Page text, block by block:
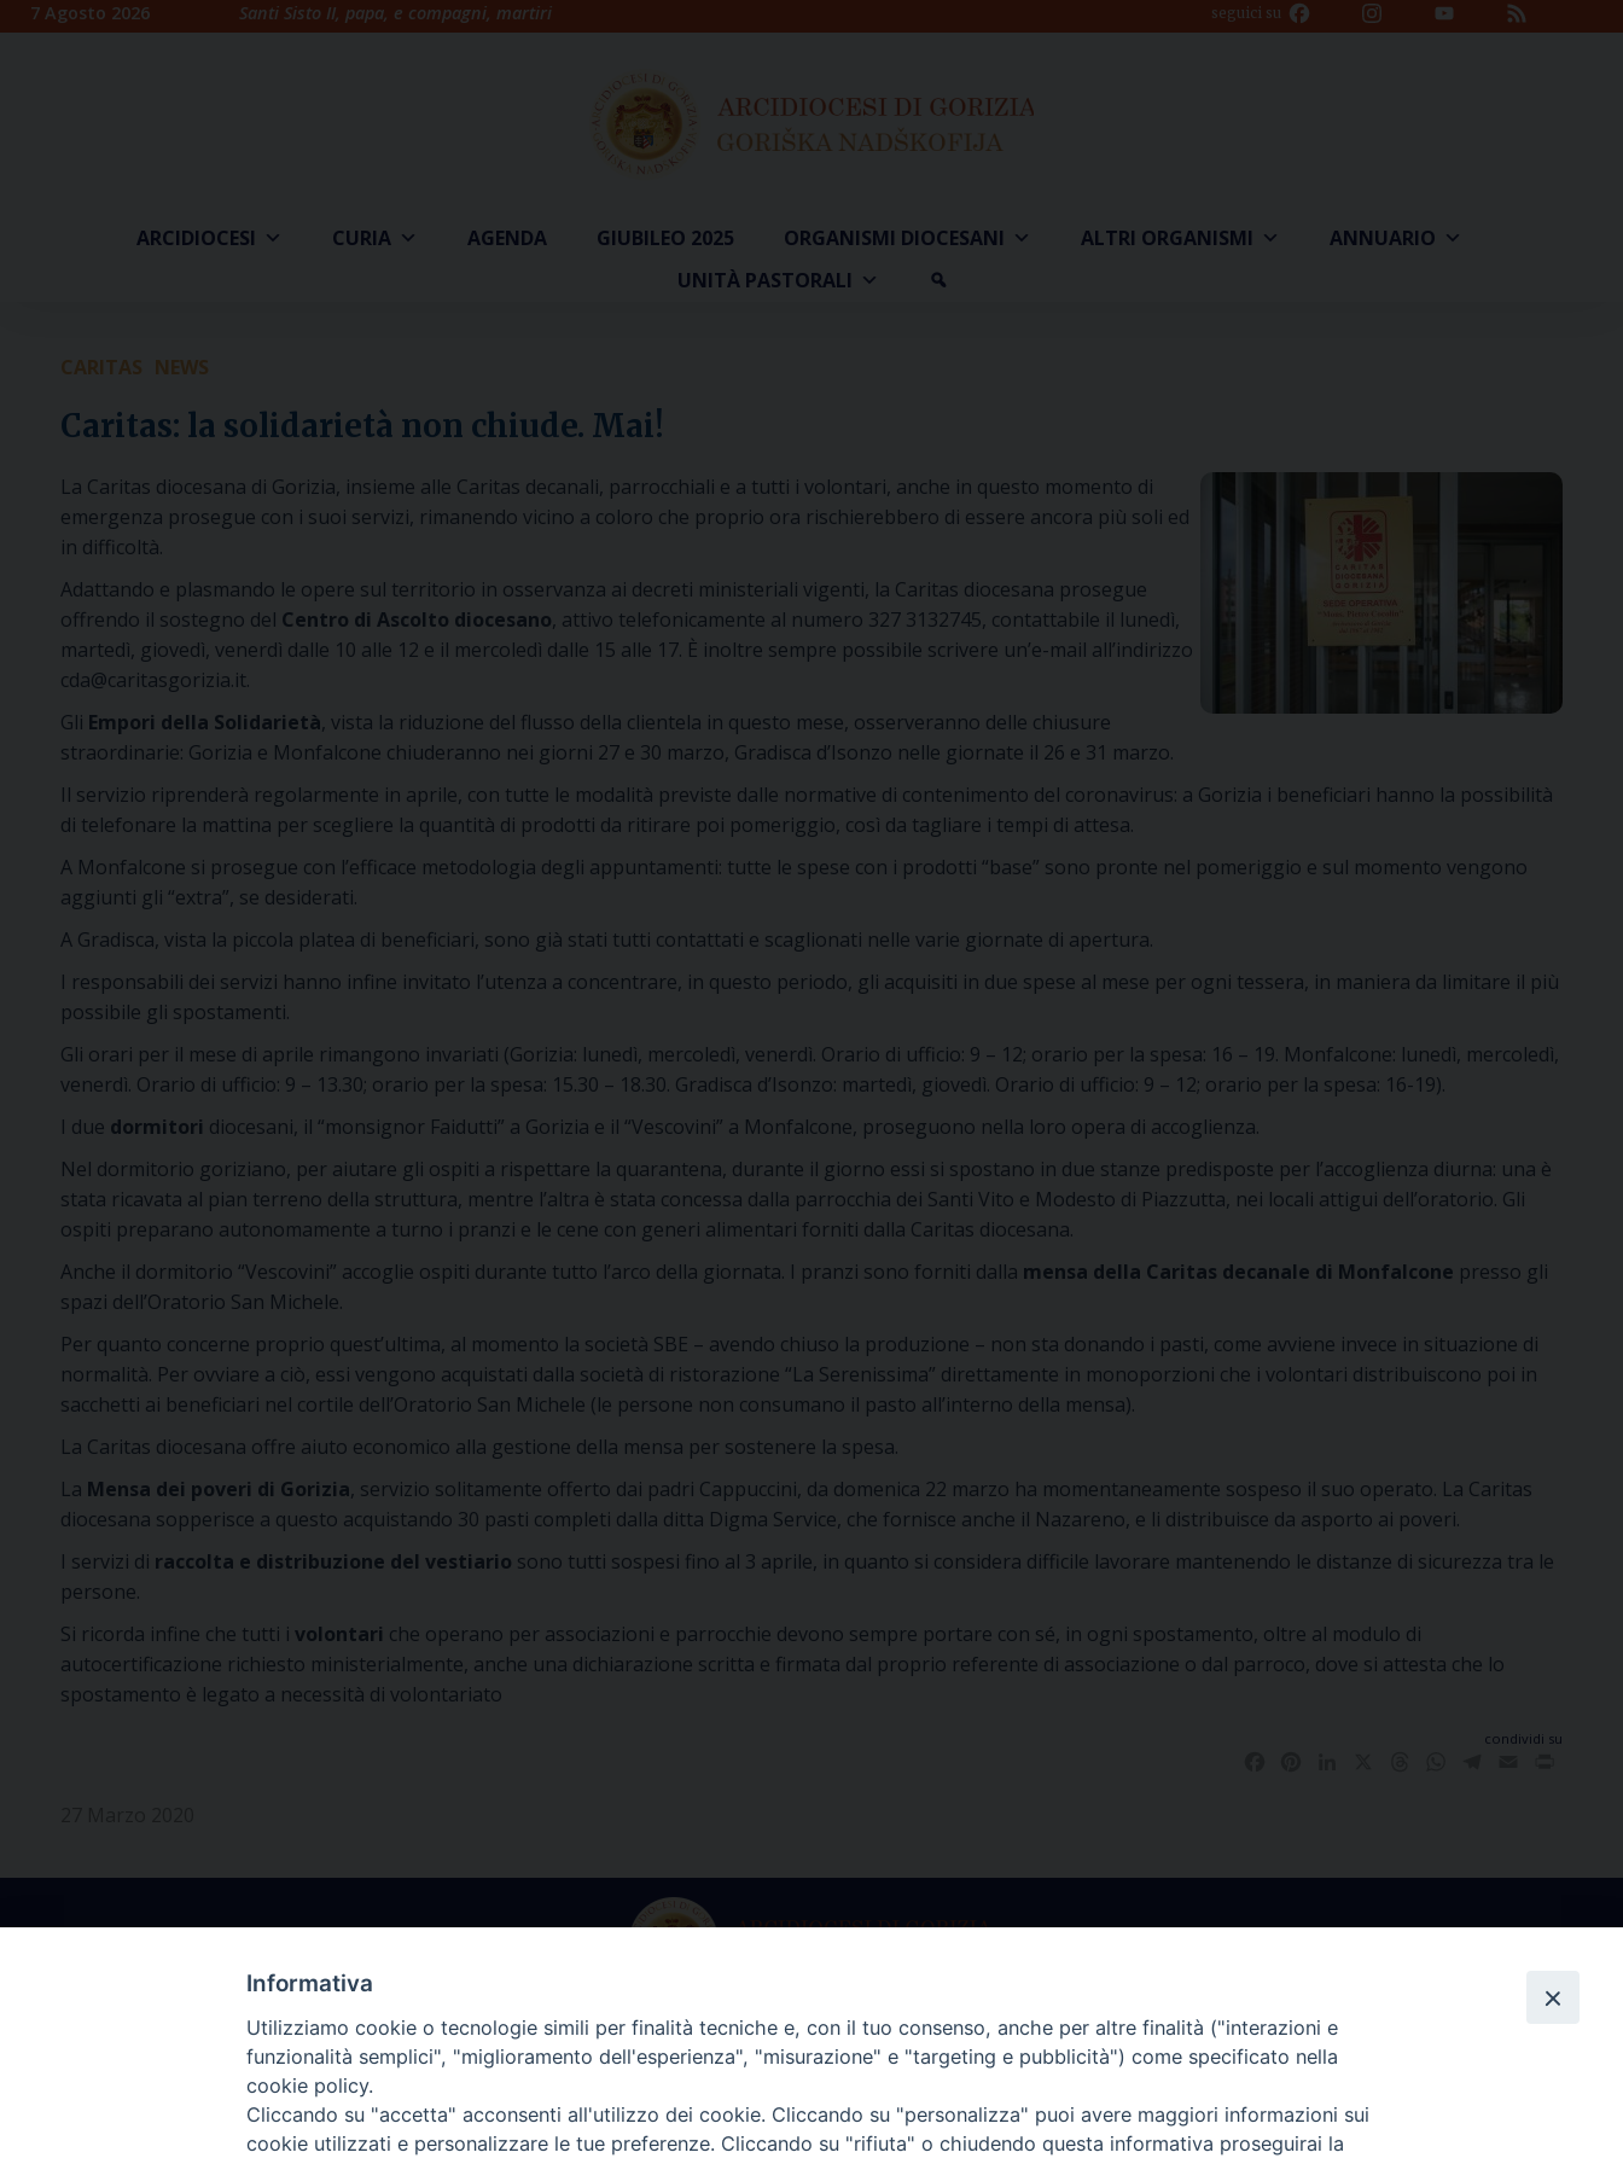
Skip7 Agosto 2026 Santi Sisto II, papa, e compagni, martiri seguici su Facebook InstagramYouTube
Channel
ARCIDIOCESI CURIA AGENDA GIUBILEO 2025 ORGANISMI DIOCESANI ALTRI ORGANISMI
ANNUARIO
UNITÀ PASTORALI
CARITAS NEWS
Caritas: la solidarietà non chiude. Mai!
La Caritas diocesana di Gorizia, insieme alle Caritas decanali, parrocchiali e a tutti i volontari, anche in questo momento di
emergenza prosegue con i suoi servizi, rimanendo vicino a coloro che proprio ora rischierebbero di essere ancora più soli ed
in difficoltà.
Adattando e plasmando le opere sul territorio in osservanza ai decreti ministeriali vigenti, la Caritas diocesana prosegue
offrendo il sostegno del Centro di Ascolto diocesano, attivo telefonicamente al numero 327 3132745, contattabile il lunedì,
martedì, giovedì, venerdì dalle 10 alle 12 e il mercoledì dalle 15 alle 17. È inoltre sempre possibile scrivere un’e-mail all’indirizzo
cda@caritasgorizia.it.
Gli Empori della Solidarietà, vista la riduzione del flusso della clientela in questo mese, osserveranno delle chiusure
straordinarie: Gorizia e Monfalcone chiuderanno nei giorni 27 e 30 marzo, Gradisca d’Isonzo nelle giornate il 26 e 31 marzo.
Il servizio riprenderà regolarmente in aprile, con tutte le modalità previste dalle normative di contenimento del coronavirus: a Gorizia i beneficiari hanno la possibilità
di telefonare la mattina per scegliere la quantità di prodotti da ritirare poi pomeriggio, così da tagliare i tempi di attesa.
A Monfalcone si prosegue con l’efficace metodologia degli appuntamenti: tutte le spese con i prodotti “base” sono pronte nel pomeriggio e sul momento vengono
aggiunti gli “extra”, se desiderati.
A Gradisca, vista la piccola platea di beneficiari, sono già stati tutti contattati e scaglionati nelle varie giornate di apertura.
I responsabili dei servizi hanno infine invitato l’utenza a concentrare, in questo periodo, gli acquisiti in due spese al mese per ogni tessera, in maniera da limitare il più
possibile gli spostamenti.
Gli orari per il mese di aprile rimangono invariati (Gorizia: lunedì, mercoledì, venerdì. Orario di ufficio: 9 – 12; orario per la spesa: 16 – 19. Monfalcone: lunedì, mercoledì,
venerdì. Orario di ufficio: 9 – 13.30; orario per la spesa: 15.30 – 18.30. Gradisca d’Isonzo: martedì, giovedì. Orario di ufficio: 9 – 12; orario per la spesa: 16-19).
I due dormitori diocesani, il “monsignor Faidutti” a Gorizia e il “Vescovini” a Monfalcone, proseguono nella loro opera di accoglienza.
Nel dormitorio goriziano, per aiutare gli ospiti a rispettare la quarantena, durante il giorno essi si spostano in due stanze predisposte per l’accoglienza diurna: una è
stata ricavata al pian terreno della struttura, mentre l’altra è stata concessa dalla parrocchia dei Santi Vito e Modesto di Piazzutta, nei locali attigui dell’oratorio. Gli
ospiti preparano autonomamente a turno i pranzi e le cene con generi alimentari forniti dalla Caritas diocesana.
Anche il dormitorio “Vescovini” accoglie ospiti durante tutto l’arco della giornata. I pranzi sono forniti dalla mensa della Caritas decanale di Monfalcone presso gli
spazi dell’Oratorio San Michele.
Per quanto concerne proprio quest’ultima, al momento la società SBE – avendo chiuso la produzione – non sta donando i pasti, come avviene invece in situazione di
normalità. Per ovviare a ciò, essi vengono acquistati dalla società di ristorazione “La Serenissima” direttamente in monoporzioni che i volontari distribuiscono poi in
sacchetti ai beneficiari nel cortile dell’Oratorio San Michele (le persone non consumano il pasto all’interno della mensa).
La Caritas diocesana offre aiuto economico alla gestione della mensa per sostenere la spesa.
La Mensa dei poveri di Gorizia, servizio solitamente offerto dai padri Cappuccini, da domenica 22 marzo ha momentaneamente sospeso il suo operato. La Caritas
diocesana sopperisce a questo acquistando 30 pasti completi dalla ditta Digma Service, che fornisce anche il Nazareno, e li distribuisce da asporto ai poveri.
I servizi di raccolta e distribuzione del vestiario sono tutti sospesi fino al 3 aprile, in quanto si considera difficile lavorare mantenendo le distanze di sicurezza tra le
persone.
Si ricorda infine che tutti i volontari che operano per associazioni e parrocchie devono sempre portare con sé, in ogni spostamento, oltre al modulo di
autocertificazione richiesto ministerialmente, anche una dichiarazione scritta e firmata dal proprio referente di associazione o dal parroco, dove si attesta che lo
spostamento è legato a necessità di volontariato
condividi su
Arcidiocesi Gorizia
Via Arcivescovado, 2
34170 Gorizia – Italia
tel. +39 0481 597617
Segreteria dell’Arcivescovo
dalle 9.00 alle 13.00
tel. +39 0481 597601
Archivio Storico
dalle 9.00 alle 12.30
tel. +39 0481 597628
Ufficio Comunicazioni Sociali
ucs@arcidiocesi.gorizia.it
Informativa
Utilizziamo cookie o tecnologie simili per finalità tecniche e, con il tuo consenso, anche per altre finalità ("interazioni e
funzionalità semplici", "miglioramento dell'esperienza", "misurazione" e "targeting e pubblicità") come specificato nella
cookie policy.
Cliccando su "accetta" acconsenti all'utilizzo dei cookie. Cliccando su "personalizza" puoi avere maggiori informazioni sui
cookie utilizzati e personalizzare le tue preferenze. Cliccando su "rifiuta" o chiudendo questa informativa proseguirai la